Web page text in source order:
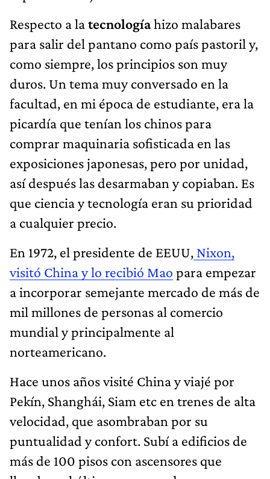
Respecto a latecnologíahizo malabares
para salir del pantano como país pastoril y,
como siempre, los principios son muy
duros. Un tema muy conversado en la
facultad, en mi época de estudiante, era la
picardía que tenían los chinos para
comprar maquinaria sofisticada en las
exposiciones japonesas, pero por unidad,
así después las desarmaban y copiaban. Es
que ciencia y tecnología eran su prioridad
a cualquier precio.
En 1972, el presidente de EEUU, Nixon,
visitó China y lo recibió Mao para empezar
a incorporar semejante mercado de más de
mil millones de personas al comercio
mundial y principalmente al
norteamericano.
Hace unos años visité China y viajé por
Pekín, Shanghái, Siam etc en trenes de alta
velocidad, que asombraban por su
puntualidad y confort. Subí a edificios de
más de 100 pisos con ascensores que